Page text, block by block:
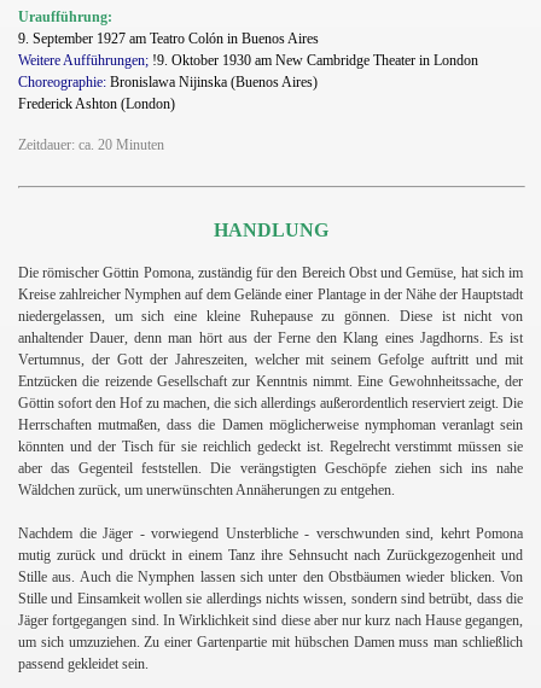
Uraufführung:
9. September 1927 am Teatro Colón in Buenos Aires
Weitere Aufführungen; !9. Oktober 1930 am New Cambridge Theater in London
Choreographie: Bronislawa Nijinska (Buenos Aires)
Frederick Ashton (London)
Zeitdauer: ca. 20 Minuten
HANDLUNG
Die römischer Göttin Pomona, zuständig für den Bereich Obst und Gemüse, hat sich im
Kreise zahlreicher Nymphen auf dem Gelände einer Plantage in der Nähe der Hauptstadt
niedergelassen, um sich eine kleine Ruhepause zu gönnen. Diese ist nicht von
anhaltender Dauer, denn man hört aus der Ferne den Klang eines Jagdhorns. Es ist
Vertumnus, der Gott der Jahreszeiten, welcher mit seinem Gefolge auftritt und mit
Entzücken die reizende Gesellschaft zur Kenntnis nimmt. Eine Gewohnheitssache, der
Göttin sofort den Hof zu machen, die sich allerdings außerordentlich reserviert zeigt. Die
Herrschaften mutmaßen, dass die Damen möglicherweise nymphoman veranlagt sein
könnten und der Tisch für sie reichlich gedeckt ist. Regelrecht verstimmt müssen sie
aber das Gegenteil feststellen. Die verängstigten Geschöpfe ziehen sich ins nahe
Wäldchen zurück, um unerwünschten Annäherungen zu entgehen.
Nachdem die Jäger - vorwiegend Unsterbliche - verschwunden sind, kehrt Pomona
mutig zurück und drückt in einem Tanz ihre Sehnsucht nach Zurückgezogenheit und
Stille aus. Auch die Nymphen lassen sich unter den Obstbäumen wieder blicken. Von
Stille und Einsamkeit wollen sie allerdings nichts wissen, sondern sind betrübt, dass die
Jäger fortgegangen sind. In Wirklichkeit sind diese aber nur kurz nach Hause gegangen,
um sich umzuziehen. Zu einer Gartenpartie mit hübschen Damen muss man schließlich
passend gekleidet sein.